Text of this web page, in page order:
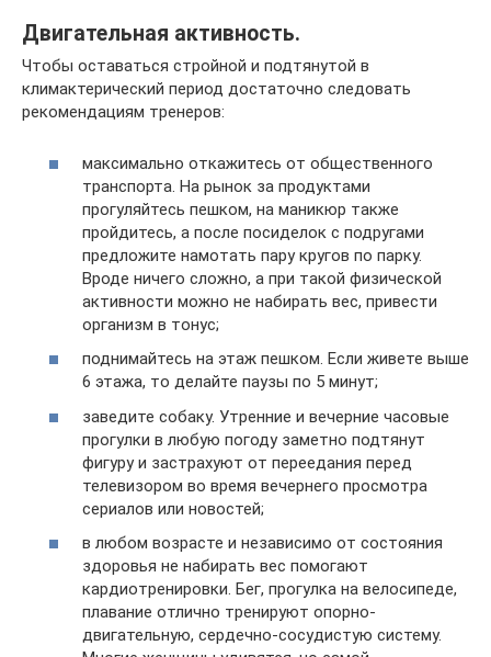
Двигательная активность.
Чтобы оставаться стройной и подтянутой в
климактерический период достаточно следовать
рекомендациям тренеров:
максимально откажитесь от общественного
транспорта. На рынок за продуктами
прогуляйтесь пешком, на маникюр также
пройдитесь, а после посиделок с подругами
предложите намотать пару кругов по парку.
Вроде ничего сложно, а при такой физической
активности можно не набирать вес, привести
организм в тонус;
поднимайтесь на этаж пешком. Если живете выше
6 этажа, то делайте паузы по 5 минут;
заведите собаку. Утренние и вечерние часовые
прогулки в любую погоду заметно подтянут
фигуру и застрахуют от переедания перед
телевизором во время вечернего просмотра
сериалов или новостей;
в любом возрасте и независимо от состояния
здоровья не набирать вес помогают
кардиотренировки. Бег, прогулка на велосипеде,
плавание отлично тренируют опорно-
двигательную, сердечно-сосудистую систему.